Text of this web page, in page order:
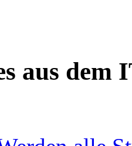
aus dem